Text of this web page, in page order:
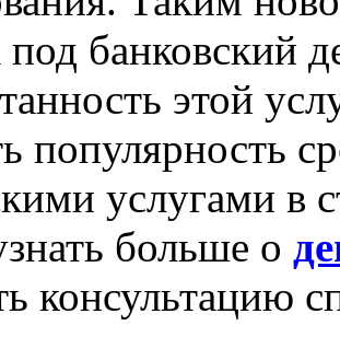
под банковский
этой
популярность
услугами в
больше о
консультацию